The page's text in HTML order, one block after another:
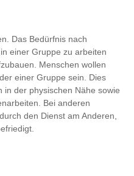
Das Bedürfnis nach
einer Gruppe zu arbeiten
Menschen wollen
einer Gruppe sein. Dies
der physischen Nähe sowie
Bei anderen
den Dienst am Anderen,